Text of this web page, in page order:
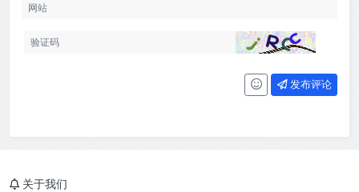
发布评论
关于我们